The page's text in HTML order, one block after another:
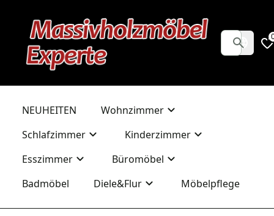
NEUHEITEN
Wohnzimmer
Schlafzimmer
Kinderzimmer
Esszimmer
Büromöbel
Badmöbel
Diele&Flur Möbelpflege